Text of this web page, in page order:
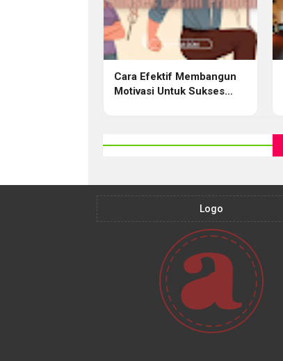
Cara Efektif Membangun
Motivasi Untuk Sukses
Logo